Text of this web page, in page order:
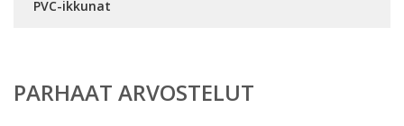
PVC-ikkunat
PARHAAT ARVOSTELUT